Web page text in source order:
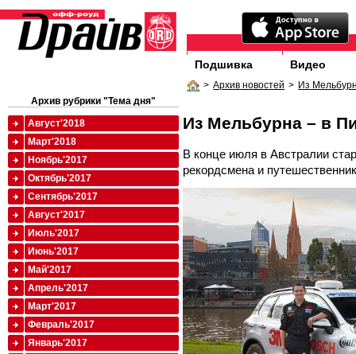
Подшивка Видео
> Архив новостей > Из
Из Мельбурна – в
В конце июля в Австралии
рекордсмена и
Архив рубрики "Тема дня"
Август'2018
Март'2018
Ноябрь'2017
Октябрь'2017
Сентябрь'2017
Август'2017
Июль'2017
Июнь'2017
Май'2017
Апрель'2017
Март'2017
Февраль'2017
Январь'2017